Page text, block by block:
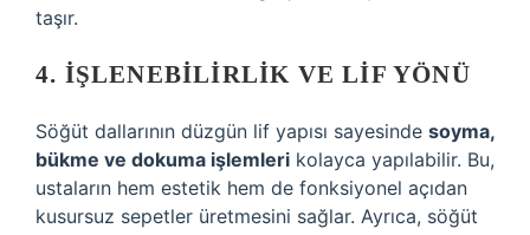
taşır.
4. İŞLENEBILIRLIK VE LIF YÖNÜ
Söğüt dallarının düzgün lif yapısı sayesinde soyma,
bükme ve dokuma işlemleri kolayca yapılabilir. Bu,
ustaların hem estetik hem de fonksiyonel açıdan
kusursuz sepetler üretmesini sağlar. Ayrıca, söğüt